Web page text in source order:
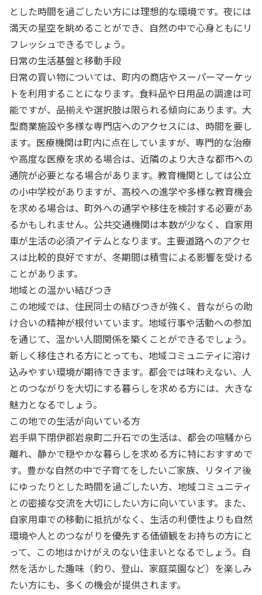
とした時間を過ごしたい方には理想的な環境です。夜には
満天の星空を眺めることができ、自然の中で心身ともにリ
フレッシュできるでしょう。
日常の生活基盤と移動手段
日常の買い物については、町内の商店やスーパーマーケッ
トを利用することになります。食料品や日用品の調達は可
能ですが、品揃えや選択肢は限られる傾向にあります。大
型商業施設や多様な専門店へのアクセスには、時間を要し
ます。医療機関は町内に点在していますが、専門的な治療
や高度な医療を求める場合は、近隣のより大きな都市への
通院が必要となる場合があります。教育機関としては公立
の小中学校がありますが、高校への進学や多様な教育機会
を求める場合は、町外への通学や移住を検討する必要があ
るかもしれません。公共交通機関は本数が少なく、自家用
車が生活の必須アイテムとなります。主要道路へのアクセ
スは比較的良好ですが、冬期間は積雪による影響を受ける
ことがあります。
地域との温かい結びつき
この地域では、住民同士の結びつきが強く、昔ながらの助
け合いの精神が根付いています。地域行事や活動への参加
を通じて、温かい人間関係を築くことができるでしょう。
新しく移住される方にとっても、地域コミュニティに溶け
込みやすい環境が期待できます。都会では味わえない、人
とのつながりを大切にする暮らしを求める方には、大きな
魅力となるでしょう。
この地での生活が向いている方
岩手県下閉伊郡岩泉町二升石での生活は、都会の喧騒から
離れ、静かで穏やかな暮らしを求める方に特におすすめで
す。豊かな自然の中で子育てをしたいご家族、リタイア後
にゆったりとした時間を過ごしたい方、地域コミュニティ
との密接な交流を大切にしたい方に向いています。また、
自家用車での移動に抵抗がなく、生活の利便性よりも自然
環境や人とのつながりを優先する価値観をお持ちの方にと
って、この地はかけがえのない住まいとなるでしょう。自
然を活かした趣味（釣り、登山、家庭菜園など）を楽しみ
たい方にも、多くの機会が提供されます。